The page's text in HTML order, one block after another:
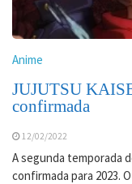
Anime
JUJUTSU
confirmada
12/02/2022
A segunda temporada
confirmada para 2023.